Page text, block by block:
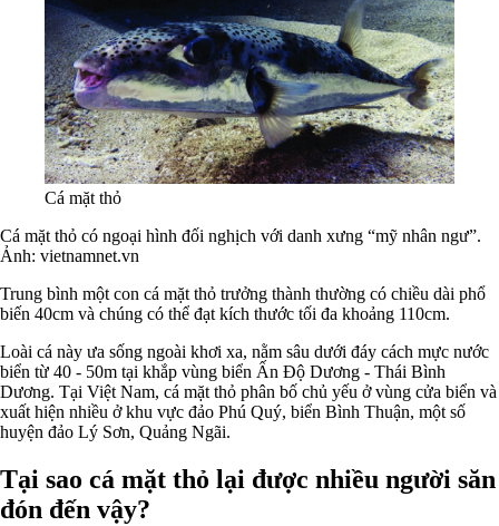
Cá mặt thỏ
Cá mặt thỏ có ngoại hình đối nghịch với danh xưng “mỹ nhân ngư”.
Ảnh: vietnamnet.vn
Trung bình một con cá mặt thỏ trưởng thành thường có chiều dài phổ
biến 40cm và chúng có thể đạt kích thước tối đa khoảng 110cm.
Loài cá này ưa sống ngoài khơi xa, nằm sâu dưới đáy cách mực nước
biển từ 40 - 50m tại khắp vùng biển Ấn Độ Dương - Thái Bình
Dương. Tại Việt Nam, cá mặt thỏ phân bố chủ yếu ở vùng cửa biển và
xuất hiện nhiều ở khu vực đảo Phú Quý, biển Bình Thuận, một số
huyện đảo Lý Sơn, Quảng Ngãi.
Tại sao cá mặt thỏ lại được nhiều người săn
đón đến vậy?